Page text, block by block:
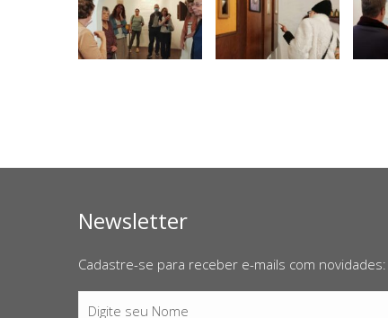
Newsletter
Cadastre-se para receber e-mails com novidades:
Digite seu Nome